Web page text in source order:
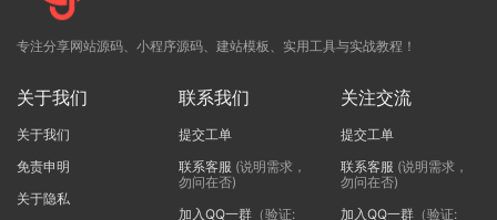
专注分享网站源码、小程序源码、建站模板、实用工具与实战教程！
关于我们
关于我们
免责申明
关于隐私
联系我们
提交工单
联系客服 (说明需求，
勿问在否)
加入QQ一群（验证:
关注交流
提交工单
联系客服 (说明需求，
勿问在否)
加入QQ一群（验证: